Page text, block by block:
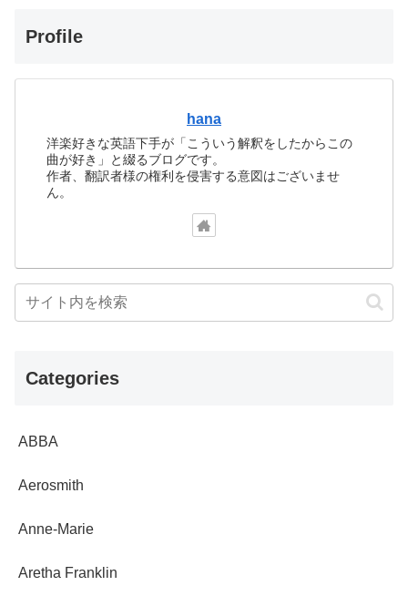
Profile
hana
洋楽好きな英語下手が「こういう解釈をしたからこの
曲が好き」と綴るブログです。
作者、翻訳者様の権利を侵害する意図はございませ
ん。
Categories
ABBA
Aerosmith
Anne-Marie
Aretha Franklin